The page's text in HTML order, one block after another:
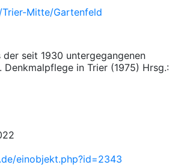
Mitte/Gartenfeld
seit 1930 untergegangenen
in Trier (1975) Hrsg.:
einobjekt.php?id=2343